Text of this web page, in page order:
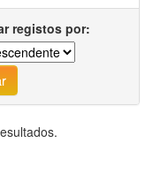
registos por: